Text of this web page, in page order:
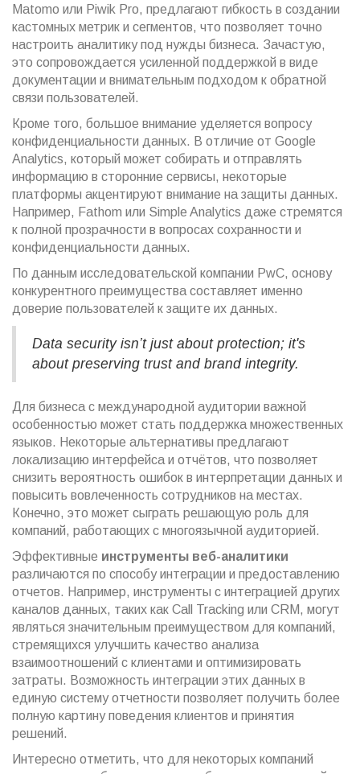
Matomo или Piwik Pro, предлагают гибкость в создании
кастомных метрик и сегментов, что позволяет точно
настроить аналитику под нужды бизнеса. Зачастую,
это сопровождается усиленной поддержкой в виде
документации и внимательным подходом к обратной
связи пользователей.
Кроме того, большое внимание уделяется вопросу
конфиденциальности данных. В отличие от Google
Analytics, который может собирать и отправлять
информацию в сторонние сервисы, некоторые
платформы акцентируют внимание на защиты данных.
Например, Fathom или Simple Analytics даже стремятся
к полной прозрачности в вопросах сохранности и
конфиденциальности данных.
По данным исследовательской компании PwC, основу
конкурентного преимущества составляет именно
доверие пользователей к защите их данных.
Data security isn’t just about protection; it's
about preserving trust and brand integrity.
Для бизнеса с международной аудитории важной
особенностью может стать поддержка множественных
языков. Некоторые альтернативы предлагают
локализацию интерфейса и отчётов, что позволяет
снизить вероятность ошибок в интерпретации данных и
повысить вовлеченность сотрудников на местах.
Конечно, это может сыграть решающую роль для
компаний, работающих с многоязычной аудиторией.
Эффективные инструменты веб-аналитики
различаются по способу интеграции и предоставлению
отчетов. Например, инструменты с интеграцией других
каналов данных, таких как Call Tracking или CRM, могут
являться значительным преимуществом для компаний,
стремящихся улучшить качество анализа
взаимоотношений с клиентами и оптимизировать
затраты. Возможность интеграции этих данных в
единую систему отчетности позволяет получить более
полную картину поведения клиентов и принятия
решений.
Интересно отметить, что для некоторых компаний